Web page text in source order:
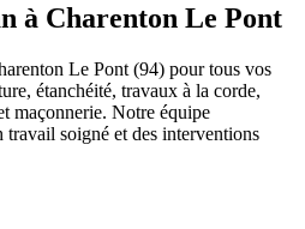
à Charenton Le Pont
Le Pont (94) pour tous vos
étanchéité, travaux à la corde,
maçonnerie. Notre équipe
soigné et des interventions